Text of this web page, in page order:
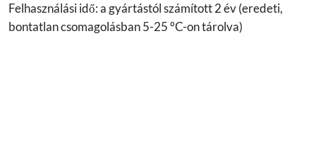
Felhasználási idő: a gyártástól számított 2 év (eredeti,
bontatlan csomagolásban 5-25 °C-on tárolva)